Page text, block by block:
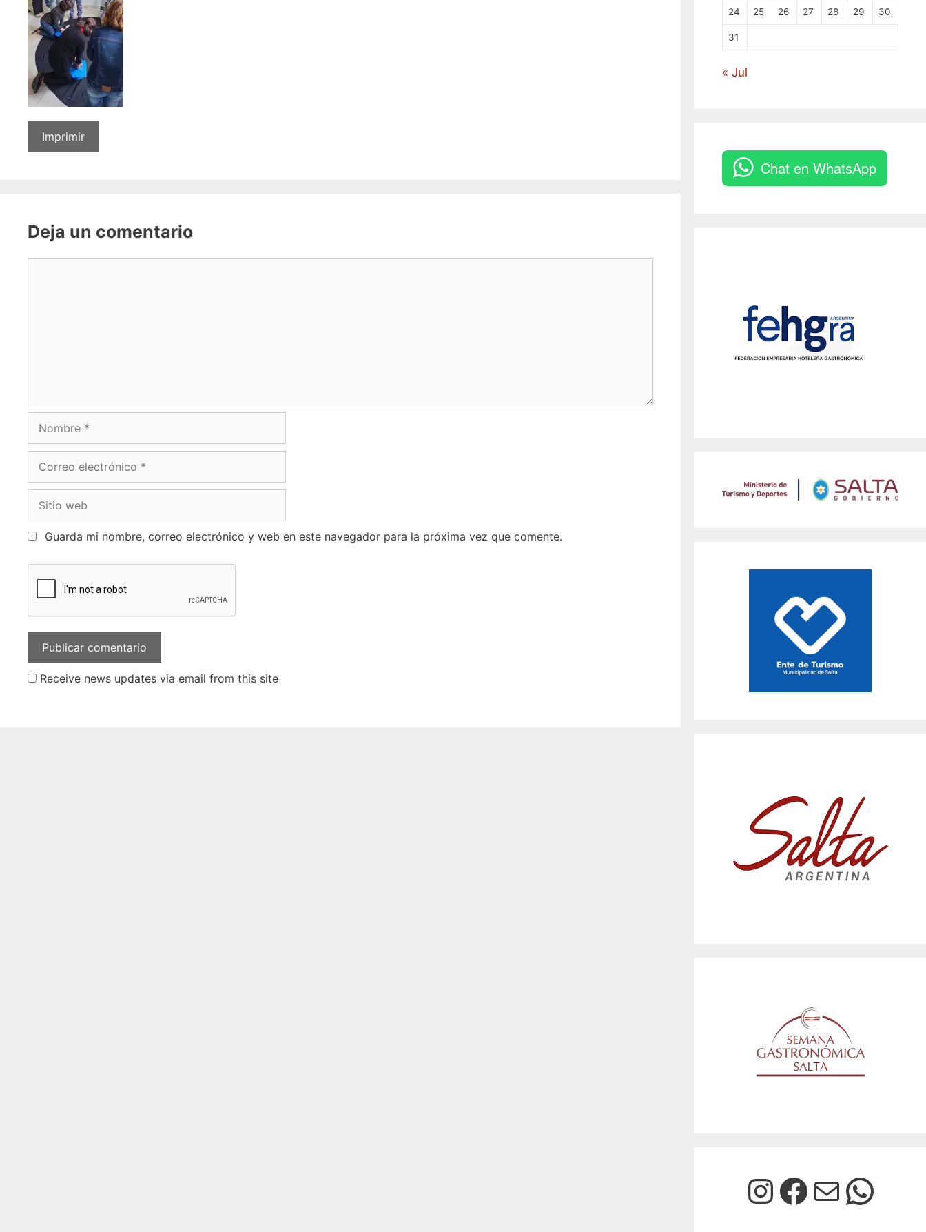
Imprimir
Deja un comentario
Guarda mi nombre, correo electrónico y web en este navegador para la próxima vez que comente.
Receive news updates via email from this site
24 25 26 27 28 29 30
31
« Jul
Chat en WhatsApp